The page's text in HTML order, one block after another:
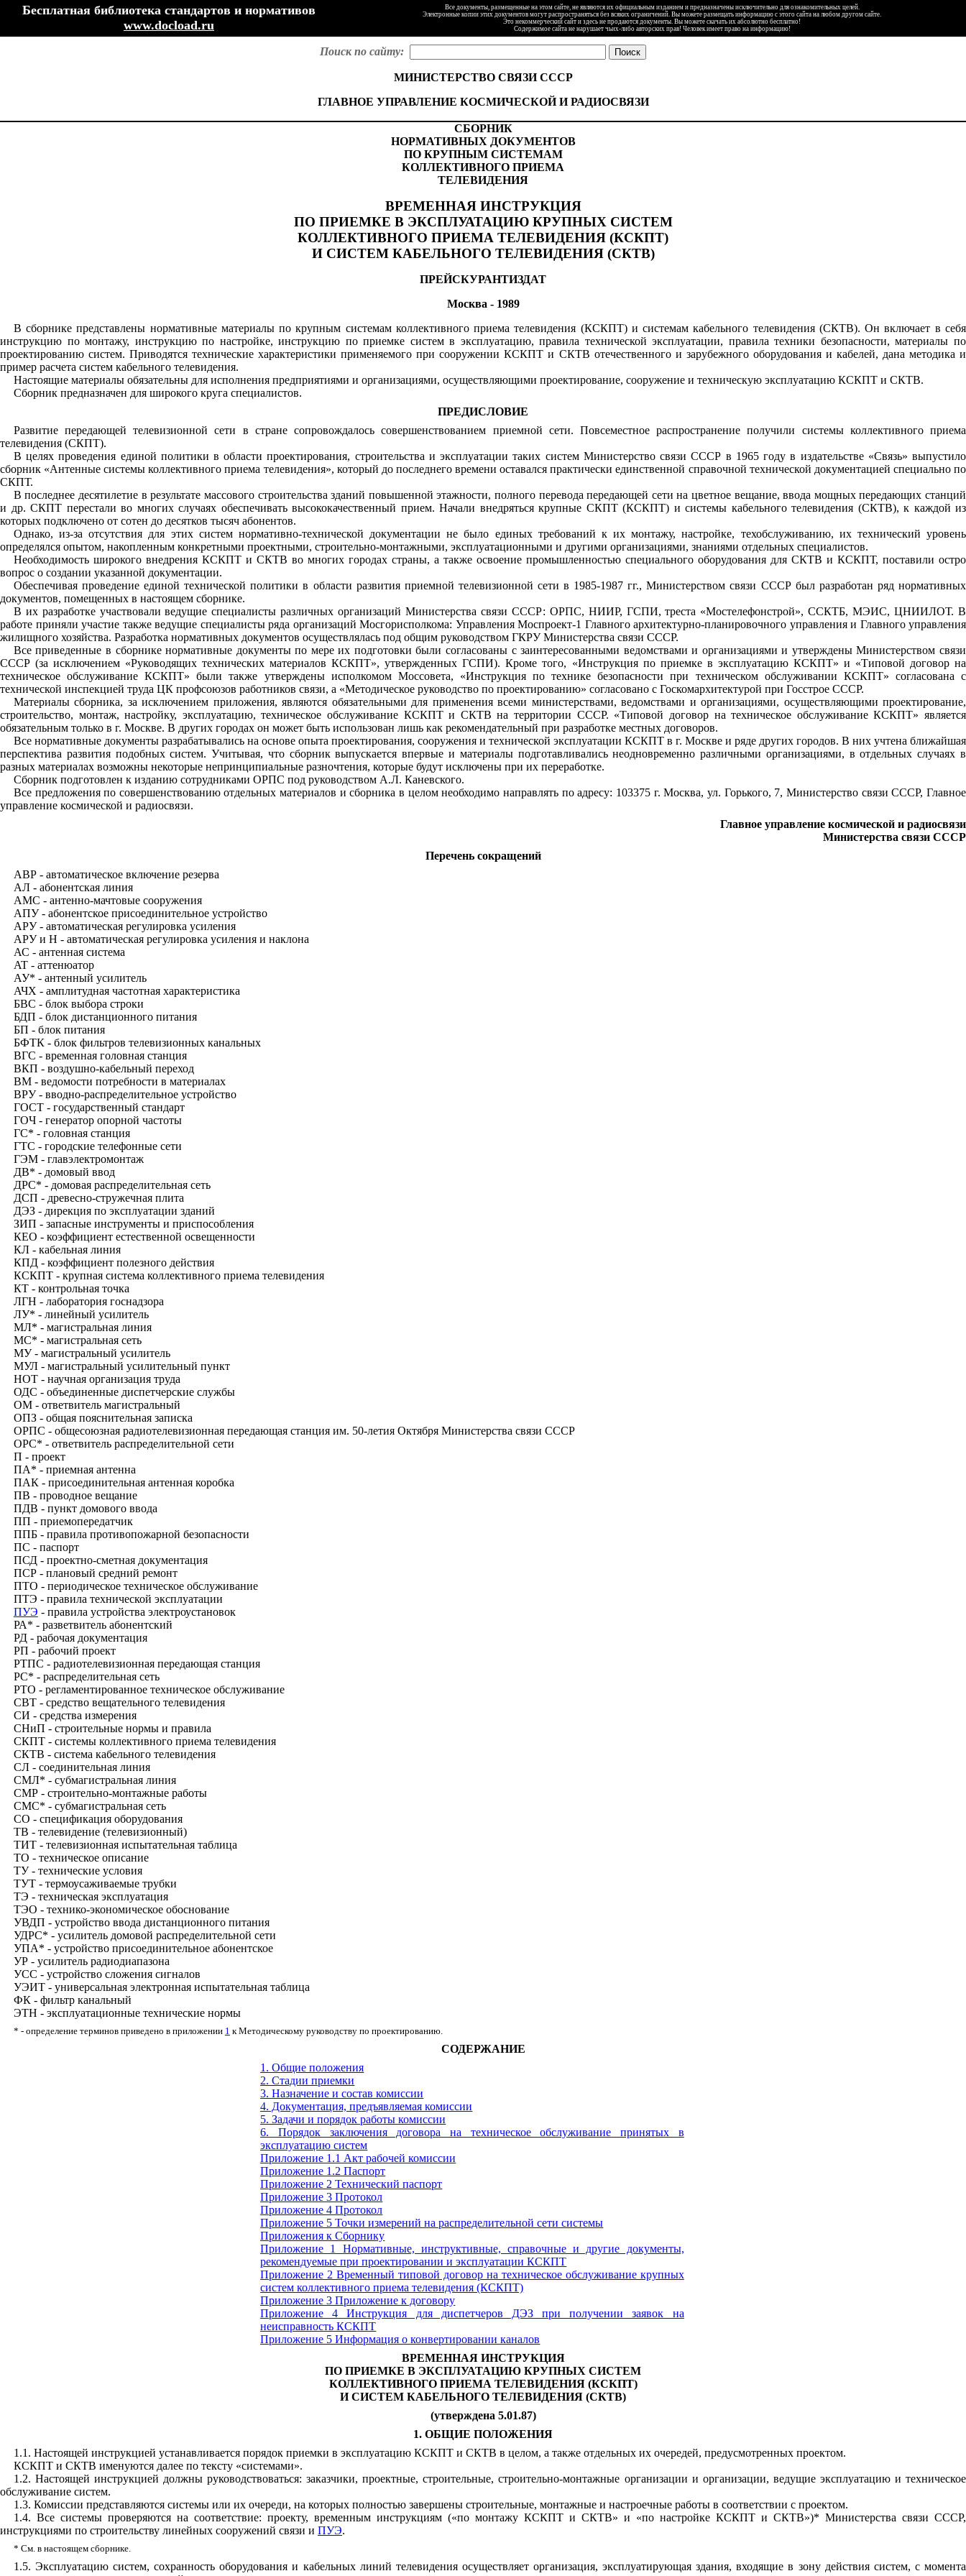
Бесплатная библиотека стандартов и нормативов
www.docload.ru
Все документы, размещенные на этом сайте, не являются их официальным изданием и предназначены исключительно для ознакомительных целей.
Электронные копии этих документов могут распространяться без всяких ограничений. Вы можете размещать информацию с этого сайта на любом другом сайте.
Это некоммерческий сайт и здесь не продаются документы. Вы можете скачать их абсолютно бесплатно!
Содержимое сайта не нарушает чьих-либо авторских прав! Человек имеет право на информацию!
Поиск по сайту:
МИНИСТЕРСТВО СВЯЗИ СССР
ГЛАВНОЕ УПРАВЛЕНИЕ КОСМИЧЕСКОЙ И РАДИОСВЯЗИ
СБОРНИК
НОРМАТИВНЫХ ДОКУМЕНТОВ
ПО КРУПНЫМ СИСТЕМАМ
КОЛЛЕКТИВНОГО ПРИЕМА
ТЕЛЕВИДЕНИЯ
ВРЕМЕННАЯ ИНСТРУКЦИЯ
ПО ПРИЕМКЕ В ЭКСПЛУАТАЦИЮ КРУПНЫХ СИСТЕМ
КОЛЛЕКТИВНОГО ПРИЕМА ТЕЛЕВИДЕНИЯ (КСКПТ)
И СИСТЕМ КАБЕЛЬНОГО ТЕЛЕВИДЕНИЯ (СКТВ)
ПРЕЙСКУРАНТИЗДАТ
Москва - 1989
В сборнике представлены нормативные материалы по крупным системам коллективного приема телевидения (КСКПТ) и системам кабельного телевидения (СКТВ). Он включает в себя
инструкцию по монтажу, инструкцию по настройке, инструкцию по приемке систем в эксплуатацию, правила технической эксплуатации, правила техники безопасности, материалы по
проектированию систем. Приводятся технические характеристики применяемого при сооружении КСКПТ и СКТВ отечественного и зарубежного оборудования и кабелей, дана методика и
пример расчета систем кабельного телевидения.
Настоящие материалы обязательны для исполнения предприятиями и организациями, осуществляющими проектирование, сооружение и техническую эксплуатацию КСКПТ и СКТВ.
Сборник предназначен для широкого круга специалистов.
ПРЕДИСЛОВИЕ
Развитие передающей телевизионной сети в стране сопровождалось совершенствованием приемной сети. Повсеместное распространение получили системы коллективного приема
телевидения (СКПТ).
В целях проведения единой политики в области проектирования, строительства и эксплуатации таких систем Министерство связи СССР в 1965 году в издательстве «Связь» выпустило
сборник «Антенные системы коллективного приема телевидения», который до последнего времени оставался практически единственной справочной технической документацией специально по
СКПТ.
В последнее десятилетие в результате массового строительства зданий повышенной этажности, полного перевода передающей сети на цветное вещание, ввода мощных передающих станций
и др. СКПТ перестали во многих случаях обеспечивать высококачественный прием. Начали внедряться крупные СКПТ (КСКПТ) и системы кабельного телевидения (СКТВ), к каждой из
которых подключено от сотен до десятков тысяч абонентов.
Однако, из-за отсутствия для этих систем нормативно-технической документации не было единых требований к их монтажу, настройке, техобслуживанию, их технический уровень
определялся опытом, накопленным конкретными проектными, строительно-монтажными, эксплуатационными и другими организациями, знаниями отдельных специалистов.
Необходимость широкого внедрения КСКПТ и СКТВ во многих городах страны, а также освоение промышленностью специального оборудования для СКТВ и КСКПТ, поставили остро
вопрос о создании указанной документации.
Обеспечивая проведение единой технической политики в области развития приемной телевизионной сети в 1985-1987 гг., Министерством связи СССР был разработан ряд нормативных
документов, помещенных в настоящем сборнике.
В их разработке участвовали ведущие специалисты различных организаций Министерства связи СССР: ОРПС, НИИР, ГСПИ, треста «Мостелефонстрой», ССКТБ, МЭИС, ЦНИИЛОТ. В
работе приняли участие также ведущие специалисты ряда организаций Мосгорисполкома: Управления Моспроект-1 Главного архитектурно-планировочного управления и Главного управления
жилищного хозяйства. Разработка нормативных документов осуществлялась под общим руководством ГКРУ Министерства связи СССР.
Все приведенные в сборнике нормативные документы по мере их подготовки были согласованы с заинтересованными ведомствами и организациями и утверждены Министерством связи
СССР (за исключением «Руководящих технических материалов КСКПТ», утвержденных ГСПИ). Кроме того, «Инструкция по приемке в эксплуатацию КСКПТ» и «Типовой договор на
техническое обслуживание КСКПТ» были также утверждены исполкомом Моссовета, «Инструкция по технике безопасности при техническом обслуживании КСКПТ» согласована с
технической инспекцией труда ЦК профсоюзов работников связи, а «Методическое руководство по проектированию» согласовано с Госкомархитектурой при Госстрое СССР.
Материалы сборника, за исключением приложения, являются обязательными для применения всеми министерствами, ведомствами и организациями, осуществляющими проектирование,
строительство, монтаж, настройку, эксплуатацию, техническое обслуживание КСКПТ и СКТВ на территории СССР. «Типовой договор на техническое обслуживание КСКПТ» является
обязательным только в г. Москве. В других городах он может быть использован лишь как рекомендательный при разработке местных договоров.
Все нормативные документы разрабатывались на основе опыта проектирования, сооружения и технической эксплуатации КСКПТ в г. Москве и ряде других городов. В них учтена ближайшая
перспектива развития подобных систем. Учитывая, что сборник выпускается впервые и материалы подготавливались неодновременно различными организациями, в отдельных случаях в
разных материалах возможны некоторые непринципиальные разночтения, которые будут исключены при их переработке.
Сборник подготовлен к изданию сотрудниками ОРПС под руководством А.Л. Каневского.
Все предложения по совершенствованию отдельных материалов и сборника в целом необходимо направлять по адресу: 103375 г. Москва, ул. Горького, 7, Министерство связи СССР, Главное
управление космической и радиосвязи.
Главное управление космической и радиосвязи
Министерства связи СССР
Перечень сокращений
АВР - автоматическое включение резерва
АЛ - абонентская линия
АМС - антенно-мачтовые сооружения
АПУ - абонентское присоединительное устройство
АРУ - автоматическая регулировка усиления
АРУ и Н - автоматическая регулировка усиления и наклона
АС - антенная система
AT- аттенюатор
АУ* - антенный усилитель
АЧХ - амплитудная частотная характеристика
БВС - блок выбора строки
БДП - блок дистанционного питания
БП - блок питания
БФТК - блок фильтров телевизионных канальных
ВГС - временная головная станция
ВКП - воздушно-кабельный переход
ВМ - ведомости потребности в материалах
ВРУ - вводно-распределительное устройство
ГОСТ - государственный стандарт
ГОЧ - генератор опорной частоты
ГС* - головная станция
ГТС - городские телефонные сети
ГЭМ - главэлектромонтаж
ДВ* - домовый ввод
ДРС* - домовая распределительная сеть
ДСП - древесно-стружечная плита
ДЭЗ - дирекция по эксплуатации зданий
ЗИП - запасные инструменты и приспособления
КЕО - коэффициент естественной освещенности
КЛ - кабельная линия
КПД - коэффициент полезного действия
КСКПТ - крупная система коллективного приема телевидения
КТ - контрольная точка
ЛГН - лаборатория госнадзора
ЛУ* - линейный усилитель
МЛ* - магистральная линия
МС* - магистральная сеть
МУ - магистральный усилитель
МУЛ - магистральный усилительный пункт
НОТ - научная организация труда
ОДС - объединенные диспетчерские службы
ОМ - ответвитель магистральный
ОПЗ - общая пояснительная записка
ОРПС - общесоюзная радиотелевизионная передающая станция им. 50-летия Октября Министерства связи СССР
ОРС* - ответвитель распределительной сети
П - проект
ПА* - приемная антенна
ПАК - присоединительная антенная коробка
ПВ - проводное вещание
ПДВ - пункт домового ввода
ПП - приемопередатчик
ППБ - правила противопожарной безопасности
ПС - паспорт
ПСД - проектно-сметная документация
ПСР - плановый средний ремонт
ПТО - периодическое техническое обслуживание
ПТЭ - правила технической эксплуатации
ПУЭ - правила устройства электроустановок
РА* - разветвитель абонентский
РД - рабочая документация
РП - рабочий проект
РТПС - радиотелевизионная передающая станция
PC* - распределительная сеть
РТО - регламентированное техническое обслуживание
СВТ - средство вещательного телевидения
СИ - средства измерения
СНиП - строительные нормы и правила
СКПТ - системы коллективного приема телевидения
СКТВ - система кабельного телевидения
СЛ - соединительная линия
СМЛ* - субмагистральная линия
СМР - строительно-монтажные работы
CMC* - субмагистральная сеть
СО - спецификация оборудования
ТВ - телевидение (телевизионный)
ТИТ - телевизионная испытательная таблица
ТО - техническое описание
ТУ - технические условия
ТУТ - термоусаживаемые трубки
ТЭ - техническая эксплуатация
ТЭО - технико-экономическое обоснование
УВДП - устройство ввода дистанционного питания
УДРС* - усилитель домовой распределительной сети
УПА* - устройство присоединительное абонентское
УР - усилитель радиодиапазона
УСС - устройство сложения сигналов
УЭИТ - универсальная электронная испытательная таблица
ФК - фильтр канальный
ЭТН - эксплуатационные технические нормы
* - определение терминов приведено в приложении 1 к Методическому руководству по проектированию.
СОДЕРЖАНИЕ
1. Общие положения
2. Стадии приемки
3. Назначение и состав комиссии
4. Документация, предъявляемая комиссии
5. Задачи и порядок работы комиссии
6. Порядок заключения договора на техническое обслуживание принятых в
эксплуатацию систем
Приложение 1.1 Акт рабочей комиссии
Приложение 1.2 Паспорт
Приложение 2 Технический паспорт
Приложение 3 Протокол
Приложение 4 Протокол
Приложение 5 Точки измерений на распределительной сети системы
Приложения к Сборнику
Приложение 1
Нормативные, инструктивные, справочные и другие документы,
рекомендуемые при проектировании и эксплуатации КСКПТ
Приложение 2 Временный типовой договор на техническое обслуживание крупных
систем коллективного приема телевидения (КСКПТ)
Приложение 3 Приложение к договору
Приложение 4 Инструкция для диспетчеров ДЭЗ при получении заявок на
неисправность КСКПТ
Приложение 5 Информация о конвертировании каналов
ВРЕМЕННАЯ ИНСТРУКЦИЯ
ПО ПРИЕМКЕ В ЭКСПЛУАТАЦИЮ КРУПНЫХ СИСТЕМ
КОЛЛЕКТИВНОГО ПРИЕМА ТЕЛЕВИДЕНИЯ (КСКПТ)
И СИСТЕМ КАБЕЛЬНОГО ТЕЛЕВИДЕНИЯ (СКТВ)
(утверждена 5.01.87)
1. ОБЩИЕ ПОЛОЖЕНИЯ
1.1. Настоящей инструкцией устанавливается порядок приемки в эксплуатацию КСКПТ и СКТВ в целом, а также отдельных их очередей, предусмотренных проектом.
КСКПТ и СКТВ именуются далее по тексту «системами».
1.2. Настоящей инструкцией должны руководствоваться: заказчики, проектные, строительные, строительно-монтажные организации и организации, ведущие эксплуатацию и техническое
обслуживание систем.
1.3. Комиссии представляются системы или их очереди, на которых полностью завершены строительные, монтажные и настроечные работы в соответствии с проектом.
1.4. Все системы проверяются на соответствие: проекту, временным инструкциям («по монтажу КСКПТ и СКТВ» и «по настройке КСКПТ и СКТВ»)* Министерства связи СССР,
инструкциями по строительству линейных сооружений связи и ПУЭ.
* См. в настоящем сборнике.
1.5. Эксплуатацию систем, сохранность оборудования и кабельных линий телевидения осуществляет организация, эксплуатирующая здания, входящие в зону действия систем, с момента